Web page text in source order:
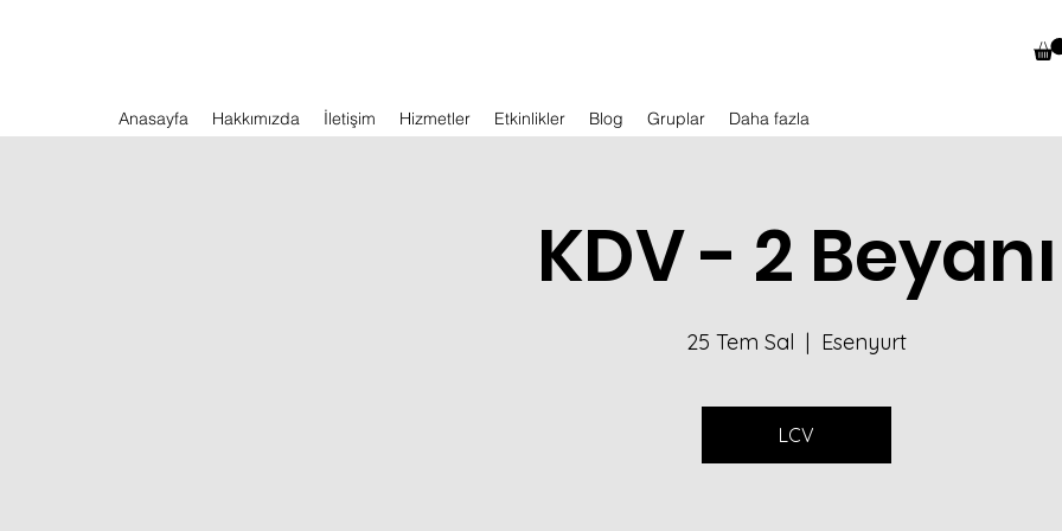
Anasayfa Hakkımızda İletişim Hizmetler Etkinlikler Blog Gruplar Daha fazla
KDV - 2 Beyanı
25 Tem Sal
  |
Esenyurt
LCV